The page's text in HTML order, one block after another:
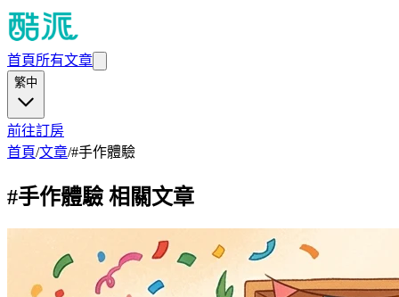
首頁所有文章
繁中
前往訂房
首頁/文章/#手作體驗
#手作體驗 相關文章